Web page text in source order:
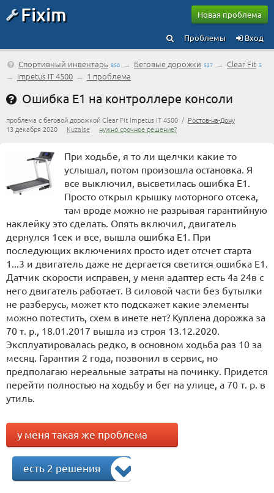
Fixim Новая проблема
Вход
Проблемы
Спортивный инвентарь 850 → Беговые дорожки 527 → Clear Fit 5
→ Impetus IT 4500 → 1 проблема
Ошибка Е1 на контроллере консоли
проблема с беговой дорожкой Clear Fit Impetus IT 4500 / Ростов-на-Дону
13 декабря 2020 Kuzalse нужно срочное решение?
При ходьбе, я то ли щелчки какие то
услышал, потом произошла остановка. Я
все выключил, высветилась ошибка Е1.
Просто открыл крышку моторного отсека,
там вроде можно не разрывая гарантийную
наклейку это сделать. Опять включил, двигатель
дернулся 1сек и все, вышла ошибка Е1. При
последующих включениях просто идет отсчет старта
1...3 и двигатель даже не дергается светится ошибка Е1.
Датчик скорости исправен, у меня адаптер есть 4а 24в с
него двигатель работает. В силовой части без бутылки
не разберусь, может кто подскажет какие элементы
можно потестить, схем в инете нет? Куплена дорожка за
70 т. р., 18.01.2017 вышла из строя 13.12.2020.
Эксплуатировалась редко, в основном ходьба раз 10 за
месяц. Гарантия 2 года, позвонил в сервис, но
предполагаю нереальные затраты на починку. Придется
перейти полностью на ходьбу и бег на улице, а 70 т. р. в
утиль.
у меня такая же проблема
есть 2 решения